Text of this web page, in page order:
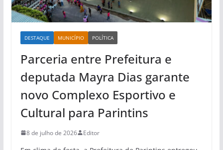
DESTAQUE MUNICÍPIO POLÍTICA
Parceria entre Prefeitura e
deputada Mayra Dias garante
novo Complexo Esportivo e
Cultural para Parintins
8 de julho de 2026 Editor